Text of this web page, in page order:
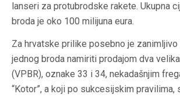
lanseri za protubrodske rakete. Ukupna
broda je oko 100 milijuna eura.
Za hrvatske prilike posebno je
jednog broda namiriti prodajom dva
(VPBR), oznake 33 i 34, nekadašnjim
“Kotor”, a koji po sukcesijskim pravilima,